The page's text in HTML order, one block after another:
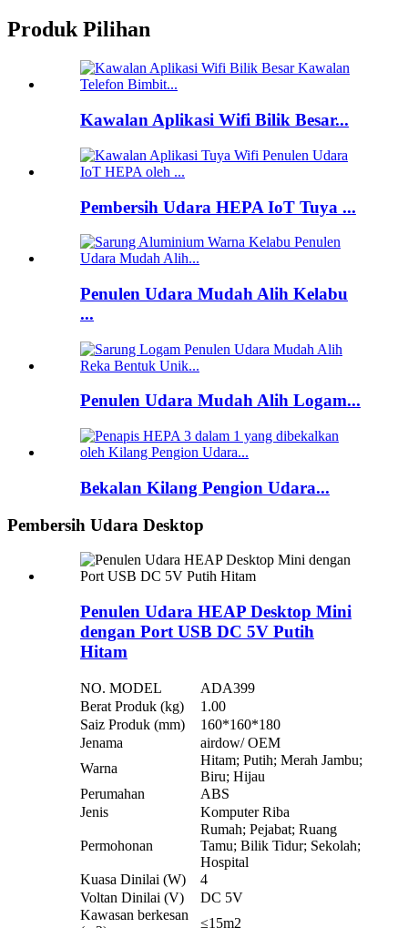
Produk Pilihan
Kawalan Aplikasi Wifi Bilik Besar...
Pembersih Udara HEPA IoT Tuya ...
Penulen Udara Mudah Alih Kelabu
...
Penulen Udara Mudah Alih Logam...
Bekalan Kilang Pengion Udara...
Pembersih Udara Desktop
Penulen Udara HEAP Desktop Mini
dengan Port USB DC 5V Putih
Hitam
NO. MODEL
ADA399
Berat Produk (kg)
1.00
Saiz Produk (mm)
160*160*180
Jenama
airdow/ OEM
Warna
Hitam; Putih; Merah Jambu;
Biru; Hijau
Perumahan
ABS
Jenis
Komputer Riba
Permohonan
Rumah; Pejabat; Ruang
Tamu; Bilik Tidur; Sekolah;
Hospital
Kuasa Dinilai (W)
4
Voltan Dinilai (V)
DC 5V
Kawasan berkesan
≤15m2